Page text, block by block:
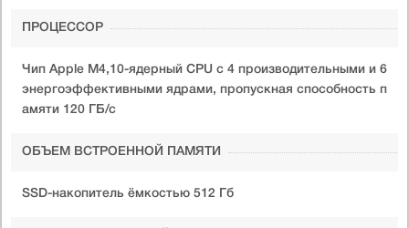
ПРОЦЕССОР
Чип Apple M4,10-ядерный CPU с 4 производительными и 6
энергоэффективными ядрами, пропускная способность п
амяти 120 ГБ/с
ОБЪЕМ ВСТРОЕННОЙ ПАМЯТИ
SSD-накопитель ёмкостью 512 Гб